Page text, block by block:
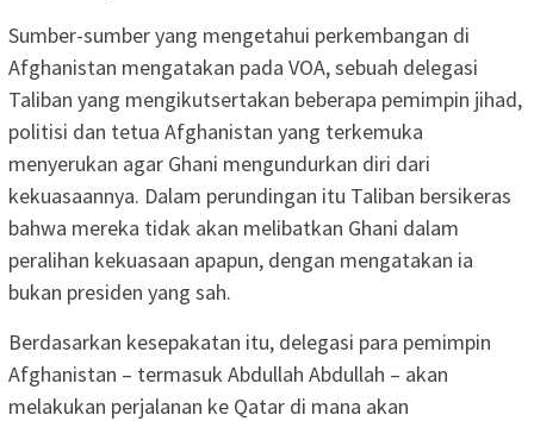
Sumber-sumber yang mengetahui perkembangan di
Afghanistan mengatakan pada VOA, sebuah delegasi
Taliban yang mengikutsertakan beberapa pemimpin jihad,
politisi dan tetua Afghanistan yang terkemuka
menyerukan agar Ghani mengundurkan diri dari
kekuasaannya. Dalam perundingan itu Taliban bersikeras
bahwa mereka tidak akan melibatkan Ghani dalam
peralihan kekuasaan apapun, dengan mengatakan ia
bukan presiden yang sah.
Berdasarkan kesepakatan itu, delegasi para pemimpin
Afghanistan – termasuk Abdullah Abdullah – akan
melakukan perjalanan ke Qatar di mana akan